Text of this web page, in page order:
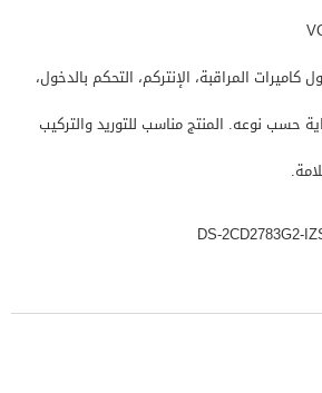
المراقبة، الإنتركم، التحكم بالدخول،
حسب نوعه. المنتج مناسب للتوريد والتركيب